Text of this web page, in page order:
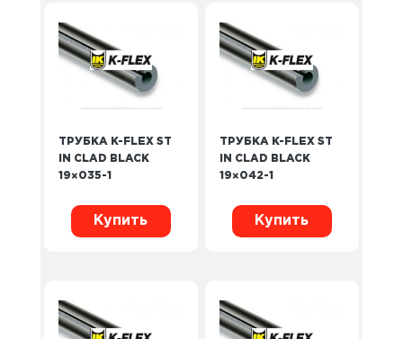
ТРУБКА K-FLEX ST
IN CLAD BLACK
19×035-1
Купить
ТРУБКА K-FLEX ST
IN CLAD BLACK
19×042-1
Купить